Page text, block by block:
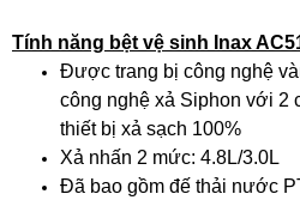
Tính năng bệt vệ sinh Inax
Được trang bị công nghệ
công nghệ xả Siphon với 2
thiết bị xả sạch 100%
Xả nhấn 2 mức: 4.8L/3.0L
Đã bao gồm đế thải nước